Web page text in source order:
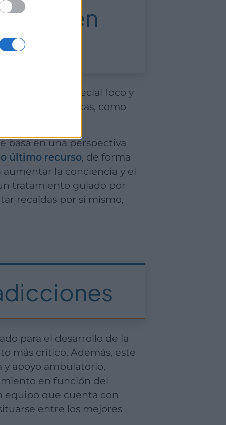
en
puesto un especial foco y
como no tóxicas, como
último recurso, de forma
la conciencia y el
tratamiento guiado por
recaídas por sí mismo,
más crítico. Además, este
apoyo ambulatorio,
en función del
equipo que cuenta con
entre los mejores